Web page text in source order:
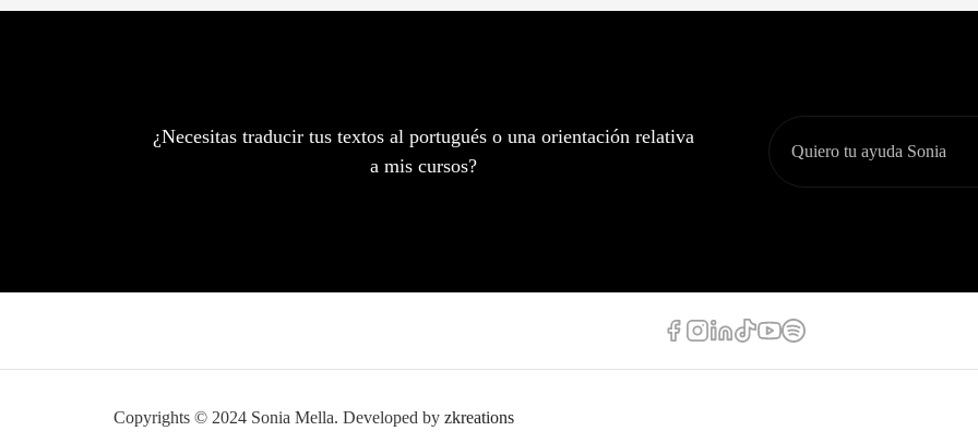
¿Necesitas traducir tus textos al portugués o una orientación relativa
a mis cursos?
Copyrights © 2024 Sonia Mella. Developed by zkreations